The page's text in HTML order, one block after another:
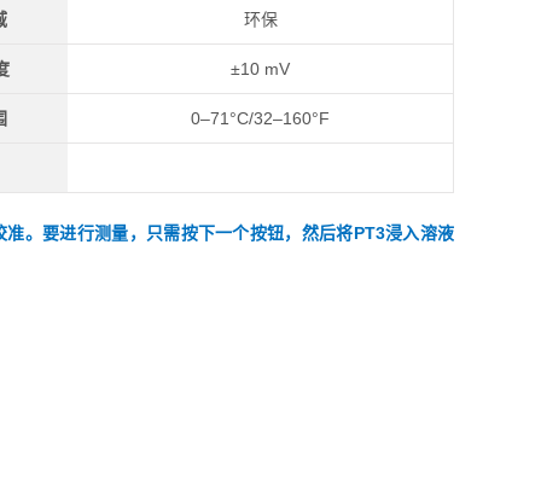
环保
±10 mV
0–71°C/32–160°F
。要进行测量，只需按下一个按钮，然后将PT3浸入溶液